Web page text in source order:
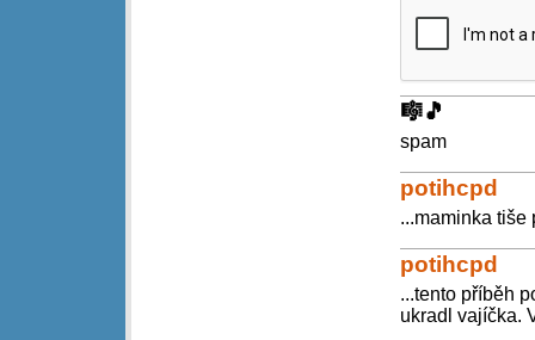
🎼🎵
spam
potihcpd
...maminka tiše
potihcpd
...tento příběh
ukradl vajíčka.